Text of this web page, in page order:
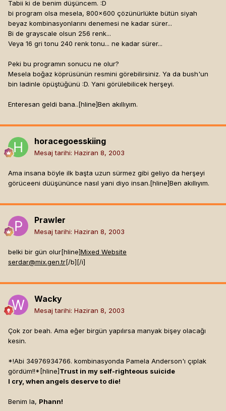
Tabii ki de benim düşüncem. :D
bi program olsa mesela, 800x600 çözünürlükte bütün siyah
beyaz kombinasyonlarını denemesi ne kadar sürer...
Bi de grayscale olsun 256 renk...
Veya 16 gri tonu 240 renk tonu... ne kadar sürer...
Peki bu programın sonucu ne olur?
Mesela boğaz köprüsünün resmini görebilirsiniz. Ya da bush'un
bin ladinle öpüştüğünü :D. Yani görülebilicek herşeyi.
Enteresan geldi bana..[hline]Ben akıllıyım.
horacegoesskiing
Mesaj tarihi: Haziran 8, 2003
Ama insana böyle ilk başta uzun sürmez gibi geliyo da herşeyi
görüceeni düüşününce nasıl yani diyo insan.[hline]Ben akıllıyım.
Prawler
Mesaj tarihi: Haziran 8, 2003
belki bir gün olur[hline]Mixed Website
serdar@mix.gen.tr[/b][/i]
Wacky
Mesaj tarihi: Haziran 8, 2003
Çok zor beah. Ama eğer birgün yapılırsa manyak bişey olacağı
kesin.
*!Abi 34976934766. kombinasyonda Pamela Anderson'ı çıplak
gördüm!!*[hline]Trust in my self-righteous suicide
I cry, when angels deserve to die!
Benim la, Phann!